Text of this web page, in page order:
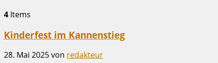
4 Items
Kinderfest im Kannenstieg
28. Mai 2025von redakteur